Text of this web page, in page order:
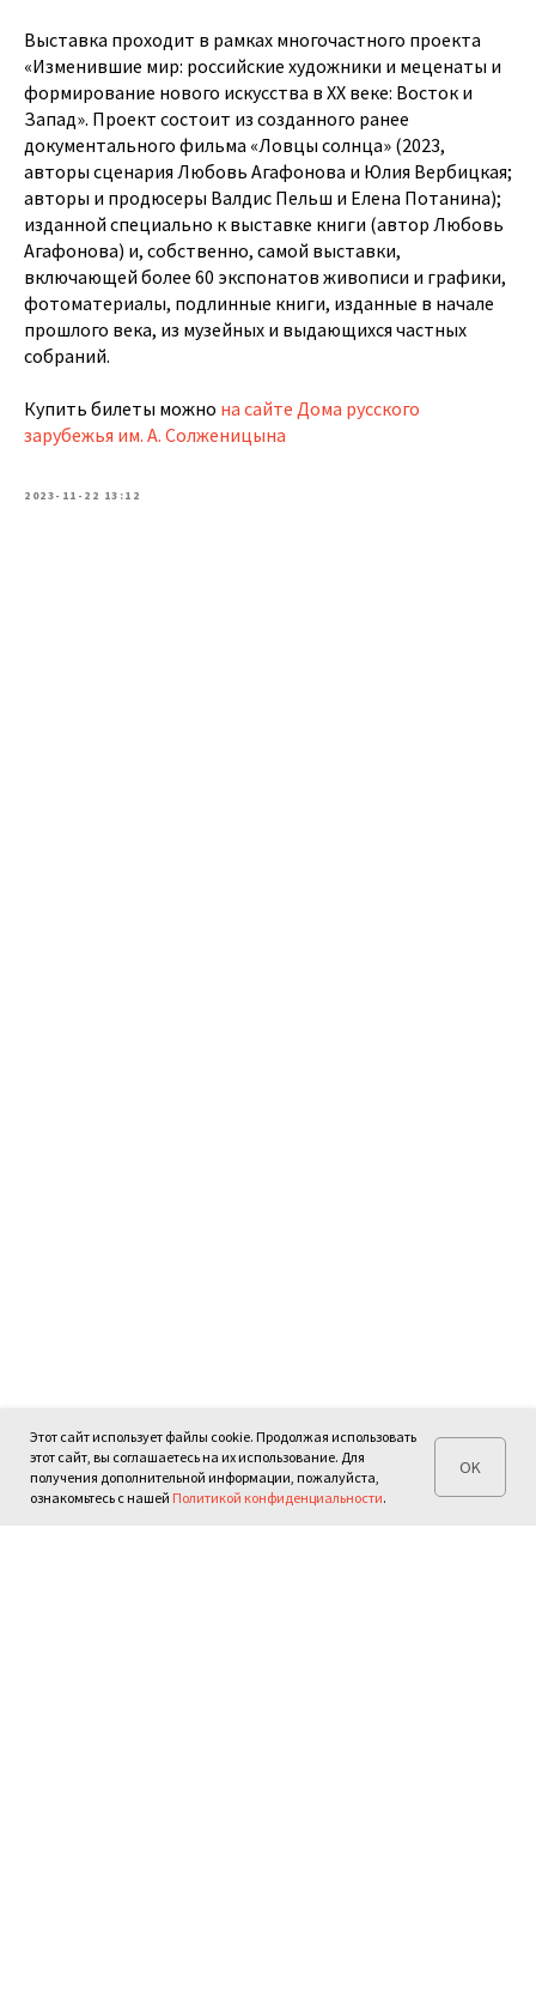
Этот сайт использует файлы cookie. Продолжая использовать
этот сайт, вы соглашаетесь на их использование. Для
получения дополнительной информации, пожалуйста,
ознакомьтесь с нашей Политикой конфиденциальности.
OK
Выставка проходит в рамках многочастного проекта
«Изменившие мир: российские художники и меценаты и
формирование нового искусства в XX веке: Восток и
Запад». Проект состоит из созданного ранее
документального фильма «Ловцы солнца» (2023,
авторы сценария Любовь Агафонова и Юлия Вербицкая;
авторы и продюсеры Валдис Пельш и Елена Потанина);
изданной специально к выставке книги (автор Любовь
Агафонова) и, собственно, самой выставки,
включающей более 60 экспонатов живописи и графики,
фотоматериалы, подлинные книги, изданные в начале
прошлого века, из музейных и выдающихся частных
собраний.
Купить билеты можно на сайте Дома русского
зарубежья им. А. Солженицына
2023-11-22 13:12